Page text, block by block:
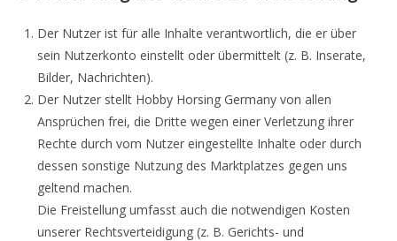
Der Nutzer ist für alle Inhalte verantwortlich, die er über
sein Nutzerkonto einstellt oder übermittelt (z. B. Inserate,
Bilder, Nachrichten).
Der Nutzer stellt Hobby Horsing Germany von allen
Ansprüchen frei, die Dritte wegen einer Verletzung ihrer
Rechte durch vom Nutzer eingestellte Inhalte oder durch
dessen sonstige Nutzung des Marktplatzes gegen uns
geltend machen.
Die Freistellung umfasst auch die notwendigen Kosten
unserer Rechtsverteidigung (z. B. Gerichts- und